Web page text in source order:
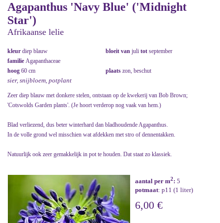
Agapanthus 'Navy Blue' ('Midnight
Star')
Afrikaanse lelie
kleur diep blauw bloeit van juli tot september
familie Agapanthaceae
hoog 60 cm plaats zon, beschut
sier, snijbloem, potplant
Zeer diep blauw met donkere stelen, ontstaan op de kwekerij van Bob Brown;
'Cotswolds Garden plants'. (Je hoort verderop nog vaak van hem.)
Blad verliezend, dus beter winterhard dan bladhoudende Agapanthus.
In de volle grond wel misschien wat afdekken met stro of dennentakken.
Natuurlijk ook zeer gemakkelijk in pot te houden. Dat staat zo klassiek.
aantal per m2: 5
potmaat: p11 (1 liter)
6,00 €